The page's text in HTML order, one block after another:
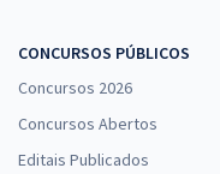
CONCURSOS PÚBLICOS
Concursos 2026
Concursos Abertos
Editais Publicados